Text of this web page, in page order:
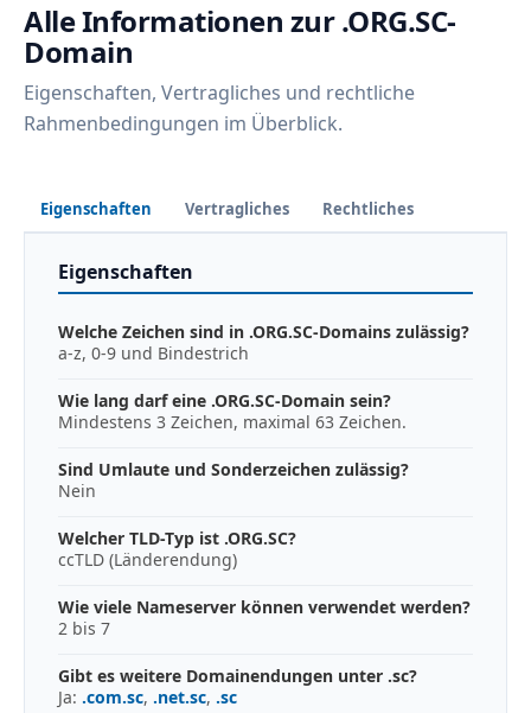
Alle Informationen zur .ORG.SC-
Domain
Eigenschaften, Vertragliches und rechtliche
Rahmenbedingungen im Überblick.
Eigenschaften Vertragliches Rechtliches
Eigenschaften
Welche Zeichen sind in .ORG.SC-Domains zulässig?
a-z, 0-9 und Bindestrich
Wie lang darf eine .ORG.SC-Domain sein?
Mindestens 3 Zeichen, maximal 63 Zeichen.
Sind Umlaute und Sonderzeichen zulässig?
Nein
Welcher TLD-Typ ist .ORG.SC?
ccTLD (Länderendung)
Wie viele Nameserver können verwendet werden?
2 bis 7
Gibt es weitere Domainendungen unter .sc?
Ja: .com.sc, .net.sc, .sc